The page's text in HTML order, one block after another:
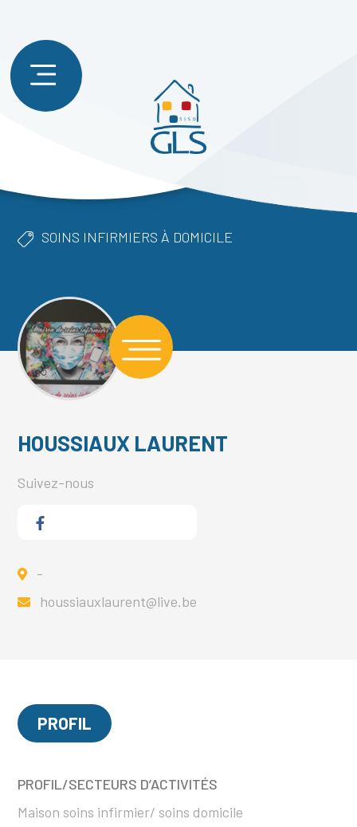
SOINS INFIRMIERS À DOMICILE
HOUSSIAUX LAURENT
Suivez-nous
-
houssiauxlaurent@live.be
PROFIL
PROFIL/SECTEURS D’ACTIVITÉS
Maison soins infirmier/ soins domicile